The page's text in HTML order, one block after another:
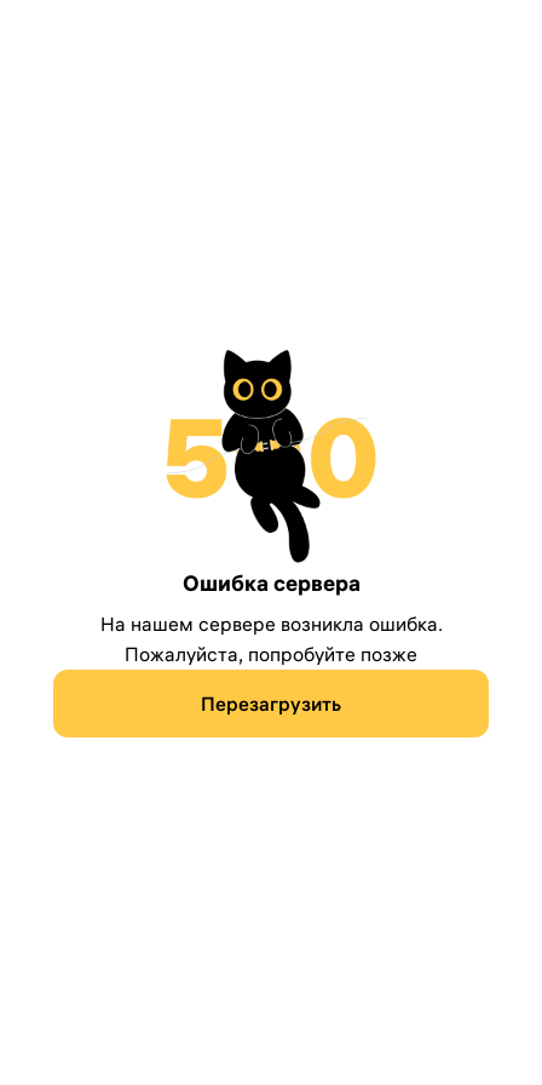
Ошибка сервера
На нашем сервере возникла ошибка.
Пожалуйста, попробуйте позже
Перезагрузить